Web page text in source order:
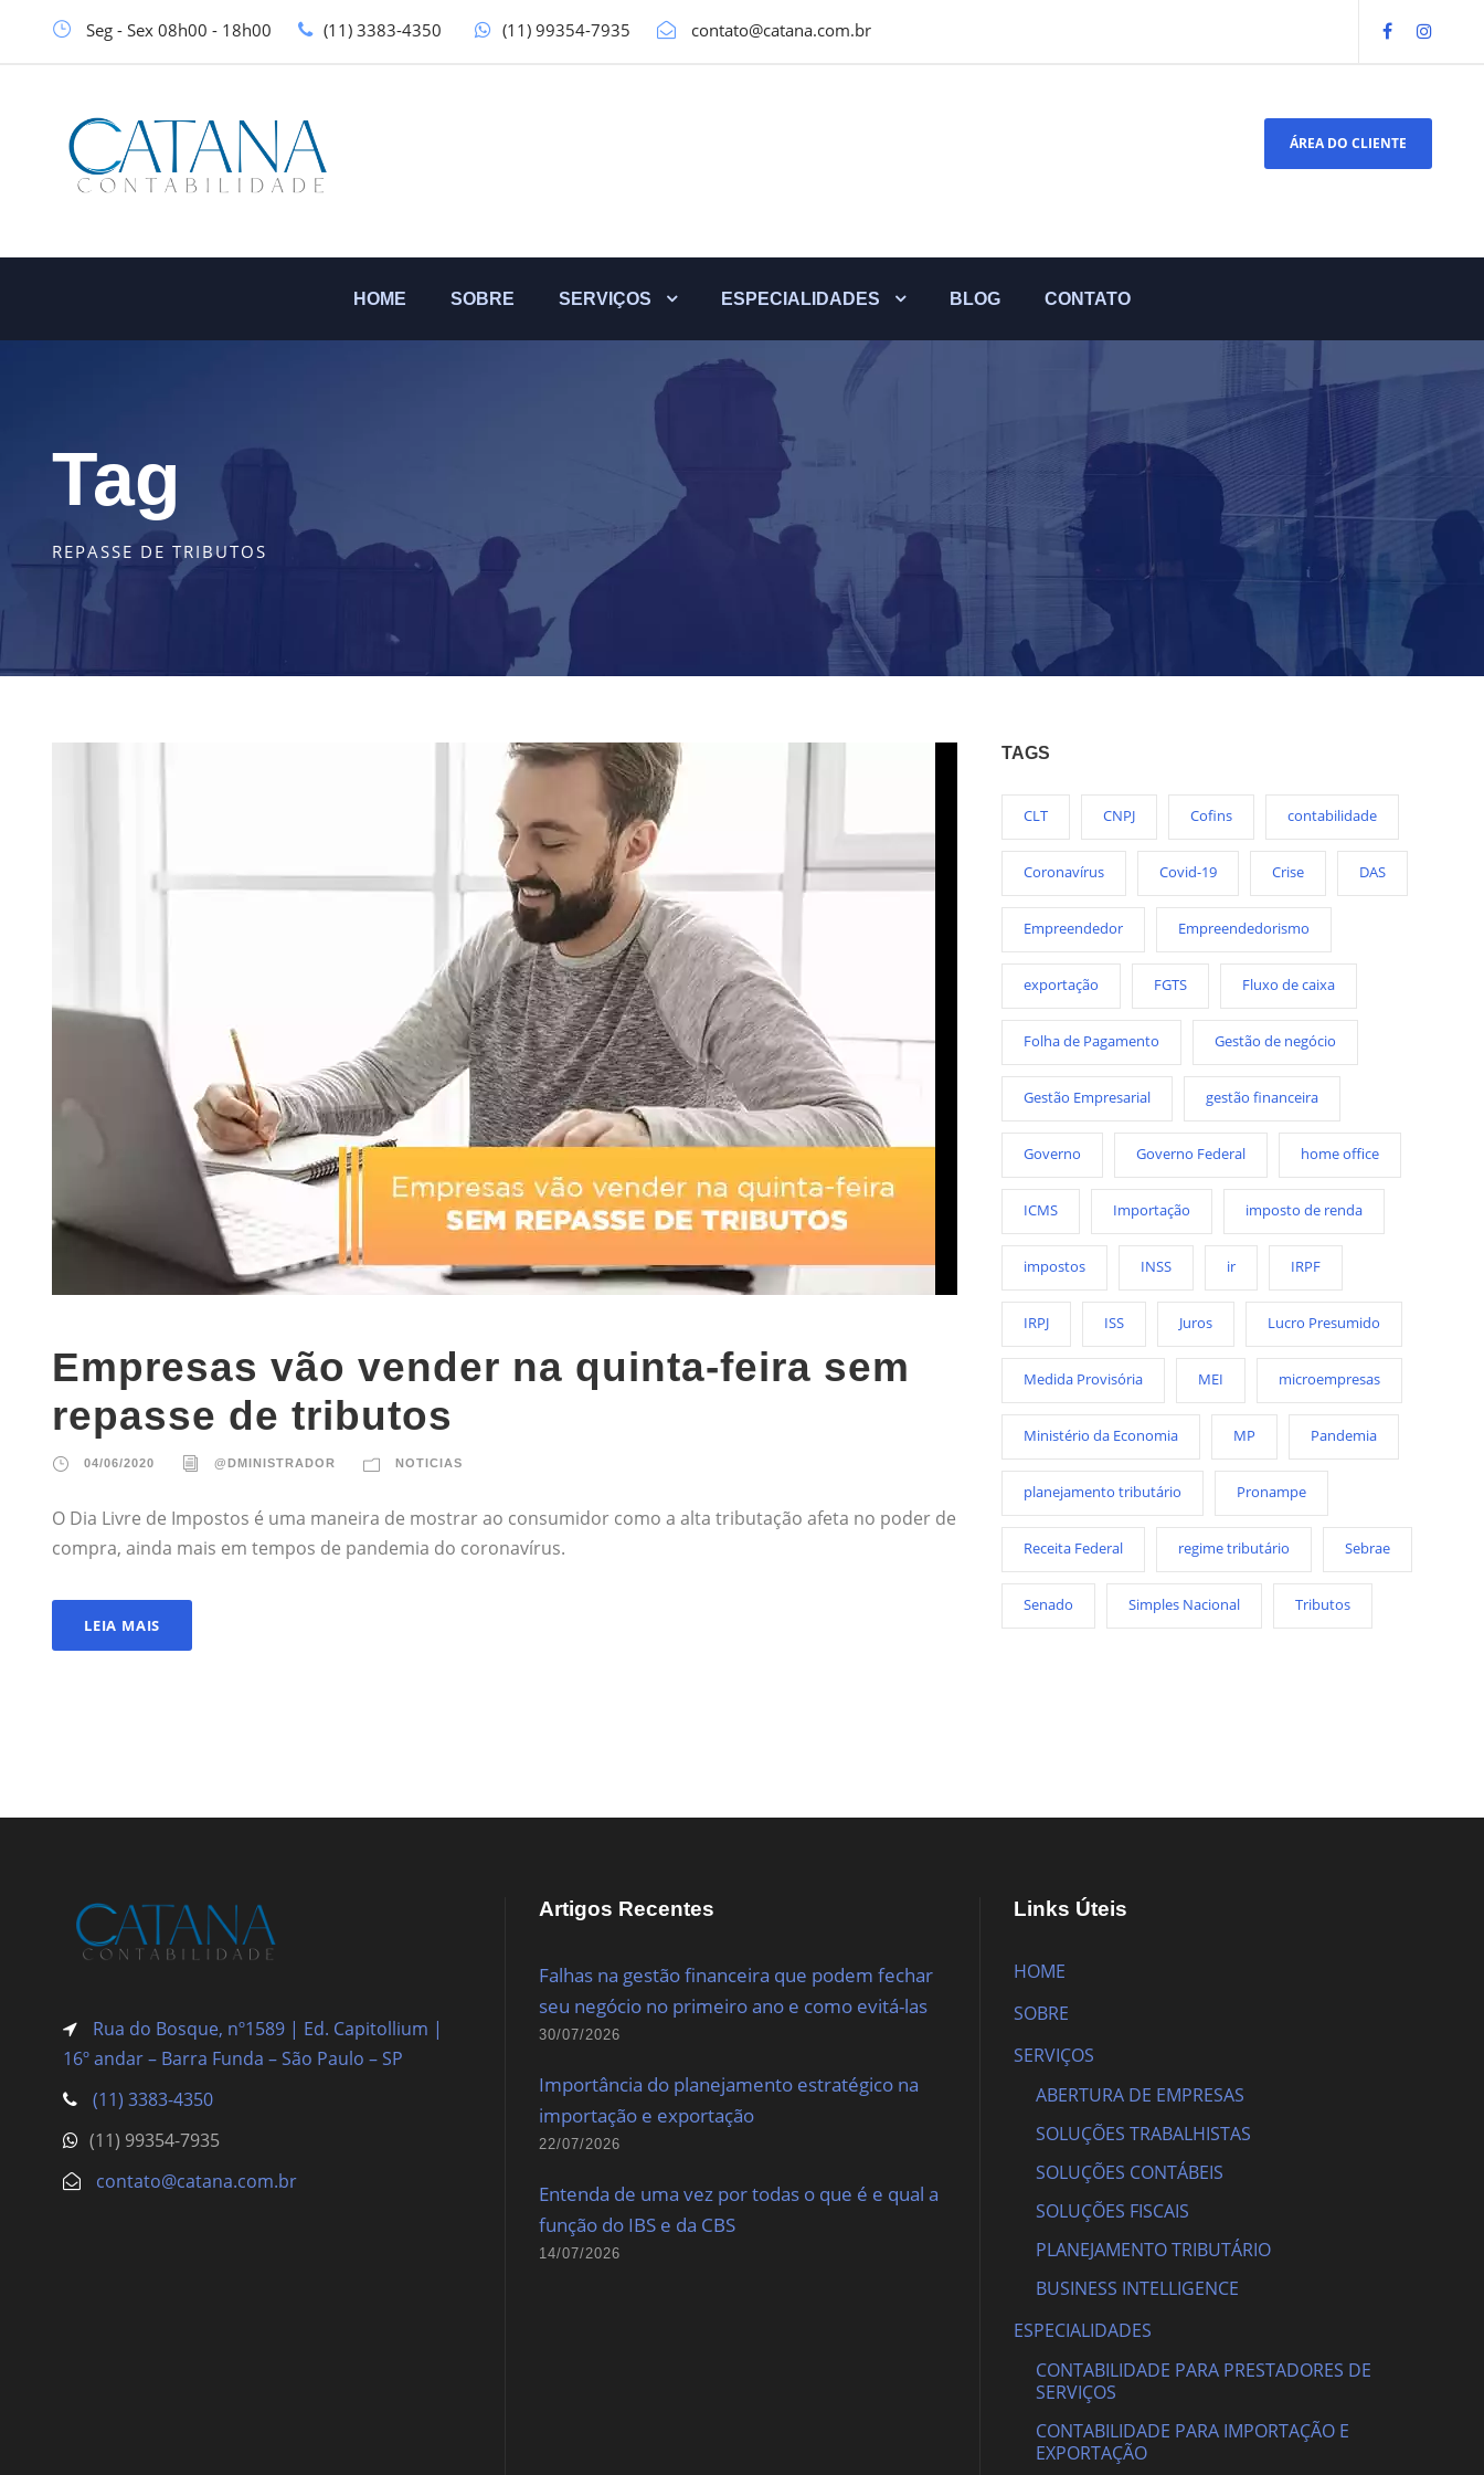
Seg - Sex 08h00 - 18h00 (11) 3383-4350 (11) 99354-7935 contato@catana.com.br
ÁREA DO CLIENTE
HOME SOBRE SERVIÇOS ESPECIALIDADES BLOG CONTATO
Tag
REPASSE DE TRIBUTOS
Empresas vão vender na quinta-feira sem
repasse de tributos
04/06/2020 @DMINISTRADOR NOTICIAS
O Dia Livre de Impostos é uma maneira de mostrar ao consumidor como a alta tributação afeta no poder de
compra, ainda mais em tempos de pandemia do coronavírus.
LEIA MAIS
TAGS
CLT CNPJ Cofins contabilidade
Coronavírus Covid-19 Crise DAS
Empreendedor Empreendedorismo
exportação FGTS Fluxo de caixa
Folha de Pagamento Gestão de negócio
Gestão Empresarial gestão financeira
Governo Governo Federal home office
ICMS Importação imposto de renda
impostos INSS ir IRPF
IRPJ ISS Juros Lucro Presumido
Medida Provisória MEI microempresas
Ministério da Economia MP Pandemia
planejamento tributário Pronampe
Receita Federal regime tributário Sebrae
Senado Simples Nacional Tributos
Rua do Bosque, nº1589 | Ed. Capitollium |
16º andar – Barra Funda – São Paulo – SP
(11) 3383-4350
(11) 99354-7935
contato@catana.com.br
Artigos Recentes
Falhas na gestão financeira que podem fechar
seu negócio no primeiro ano e como evitá-las
30/07/2026
Importância do planejamento estratégico na
importação e exportação
22/07/2026
Entenda de uma vez por todas o que é e qual a
função do IBS e da CBS
14/07/2026
Links Úteis
HOME
SOBRE
SERVIÇOS
ABERTURA DE EMPRESAS
SOLUÇÕES TRABALHISTAS
SOLUÇÕES CONTÁBEIS
SOLUÇÕES FISCAIS
PLANEJAMENTO TRIBUTÁRIO
BUSINESS INTELLIGENCE
ESPECIALIDADES
CONTABILIDADE PARA PRESTADORES DE
SERVIÇOS
CONTABILIDADE PARA IMPORTAÇÃO E
EXPORTAÇÃO